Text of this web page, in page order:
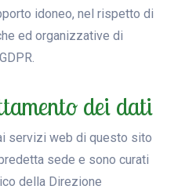
idoneo, nel rispetto di
ed organizzative di
dei dati
servizi web di questo sito
sede e sono curati
della Direzione